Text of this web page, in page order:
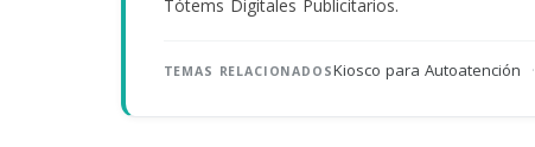
Tótems Digitales Publicitarios.
TEMAS RELACIONADOSKiosco para Autoatención ·